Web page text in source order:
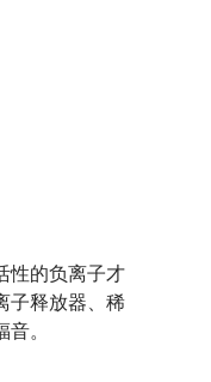
性的负离子才
子释放器、稀
。